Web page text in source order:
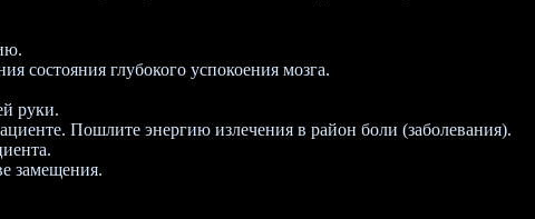
состояния глубокого успокоения мозга.
руки.
Пошлите энергию излечения в район боли (заболевания).
замещения.